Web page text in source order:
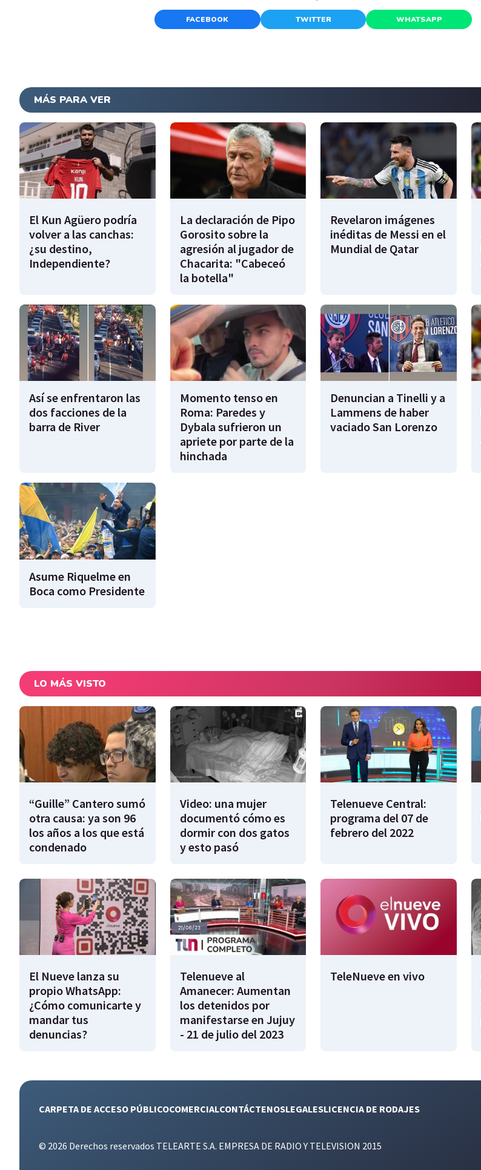
FACEBOOK TWITTER WHATSAPP
MÁS PARA VER
El Kun Agüero podría
volver a las canchas:
¿su destino,
Independiente?
La declaración de Pipo
Gorosito sobre la
agresión al jugador de
Chacarita: "Cabeceó
la botella"
Revelaron imágenes
inéditas de Messi en el
Mundial de Qatar
Así se enfrentaron las
dos facciones de la
barra de River
Momento tenso en
Roma: Paredes y
Dybala sufrieron un
apriete por parte de la
hinchada
Denuncian a Tinelli y a
Lammens de haber
vaciado San Lorenzo
Asume Riquelme en
Boca como Presidente
LO MÁS VISTO
“Guille” Cantero sumó
otra causa: ya son 96
los años a los que está
condenado
Video: una mujer
documentó cómo es
dormir con dos gatos
y esto pasó
Telenueve Central:
programa del 07 de
febrero del 2022
El Nueve lanza su
propio WhatsApp:
¿Cómo comunicarte y
mandar tus
denuncias?
Telenueve al
Amanecer: Aumentan
los detenidos por
manifestarse en Jujuy
- 21 de julio del 2023
TeleNueve en vivo
CARPETA DE ACCESO PÚBLICOCOMERCIALCONTÁCTENOSLEGALESLICENCIA DE RODAJES
© 2026 Derechos reservados TELEARTE S.A. EMPRESA DE RADIO Y TELEVISION 2015